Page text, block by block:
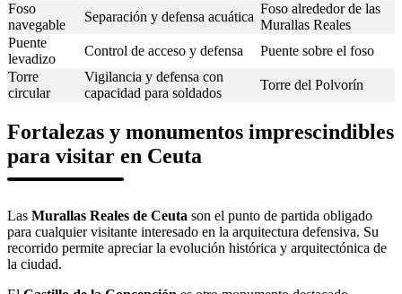
Foso
navegable
Separación y defensa acuática
Foso alrededor de las
Murallas Reales
Puente
levadizo
Control de acceso y defensa
Puente sobre el foso
Torre
circular
Vigilancia y defensa con
capacidad para soldados
Torre del Polvorín
Fortalezas y monumentos imprescindibles
para visitar en Ceuta
Las Murallas Reales de Ceuta son el punto de partida obligado
para cualquier visitante interesado en la arquitectura defensiva. Su
recorrido permite apreciar la evolución histórica y arquitectónica de
la ciudad.